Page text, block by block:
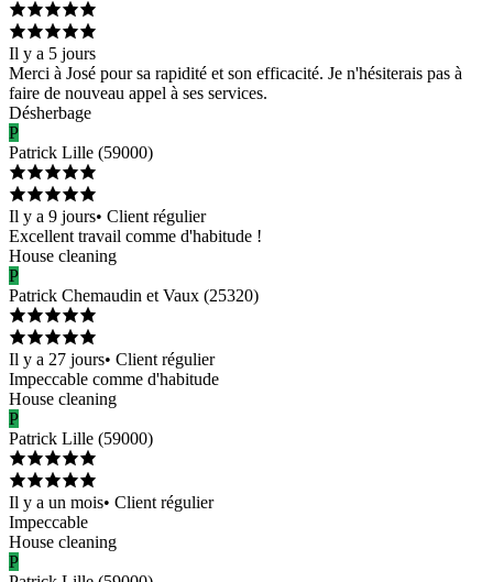
Il y a 5 jours
Merci à José pour sa rapidité et son efficacité. Je n'hésiterais pas à
faire de nouveau appel à ses services.
Désherbage
P
Patrick Lille (59000)
Il y a 9 jours• Client régulier
Excellent travail comme d'habitude !
House cleaning
P
Patrick Chemaudin et Vaux (25320)
Il y a 27 jours• Client régulier
Impeccable comme d'habitude
House cleaning
P
Patrick Lille (59000)
Il y a un mois• Client régulier
Impeccable
House cleaning
P